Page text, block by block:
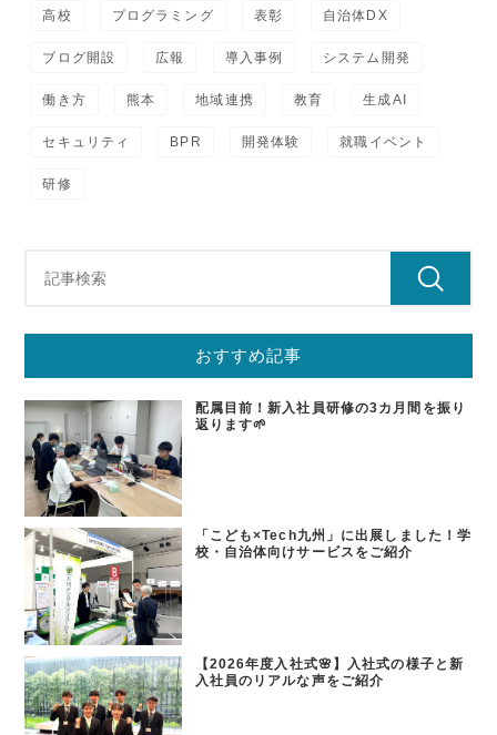
高校 プログラミング 表彰 自治体DX
ブログ開設 広報 導入事例 システム開発
働き方 熊本 地域連携 教育 生成AI
セキュリティ BPR 開発体験 就職イベント
研修
おすすめ記事
配属目前！新入社員研修の3カ月間を振り
返ります🌱
「こども×Tech九州」に出展しました！学
校・自治体向けサービスをご紹介
【2026年度入社式🌸】入社式の様子と新
入社員のリアルな声をご紹介